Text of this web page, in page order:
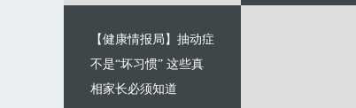
【健康情报局】抽动症
不是“坏习惯” 这些真
相家长必须知道